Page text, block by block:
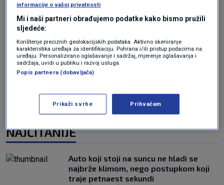
Oglas
NAJČITANIJE
Auto koji stoji na suncu ne hladi se
najbrže klimom, nego postupkom koji
traje petnaest sekundi
informacije o vašoj privatnosti
Mi i naši partneri obrađujemo podatke kako bismo pružili
sljedeće:
Korištenje preciznih geolokacijskih podataka. Aktivno skeniranje
karakteristika uređaja za identifikaciju. Pohrana i/ili pristup podacima na
uređaju. Personalizirano oglašavanje i sadržaj, mjerenje oglašavanja i
sadržaja, uvidi u publiku i razvoj usluga.
Popis partnera (dobavljača)
Prikaži svrhe Prihvaćam